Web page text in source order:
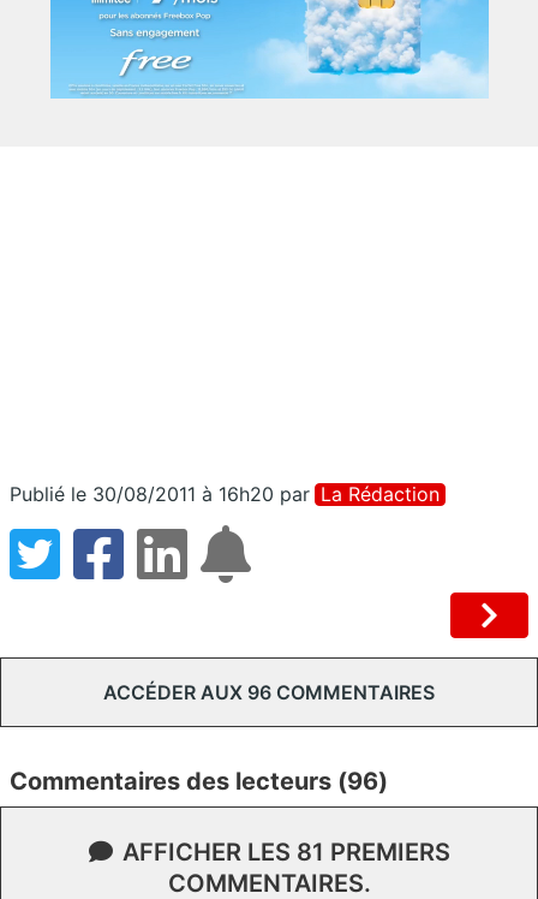
Publié le 30/08/2011 à 16h20 par La Rédaction
ACCÉDER AUX 96 COMMENTAIRES
Commentaires des lecteurs (96)
AFFICHER LES 81 PREMIERS
COMMENTAIRES.